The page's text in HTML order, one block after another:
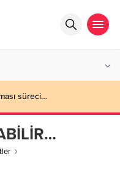
süreci…